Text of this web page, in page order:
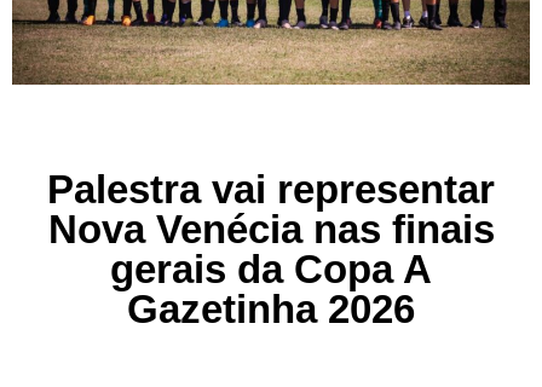
Palestra vai representar
Nova Venécia nas finais
gerais da Copa A
Gazetinha 2026